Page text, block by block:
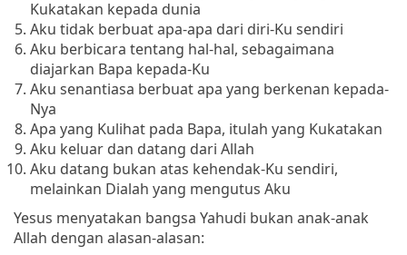
Kukatakan kepada dunia
Aku tidak berbuat apa-apa dari diri-Ku sendiri
Aku berbicara tentang hal-hal, sebagaimana
diajarkan Bapa kepada-Ku
Aku senantiasa berbuat apa yang berkenan kepada-
Nya
Apa yang Kulihat pada Bapa, itulah yang Kukatakan
Aku keluar dan datang dari Allah
Aku datang bukan atas kehendak-Ku sendiri,
melainkan Dialah yang mengutus Aku
Yesus menyatakan bangsa Yahudi bukan anak-anak
Allah dengan alasan-alasan: